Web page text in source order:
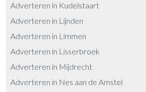
Adverteren in Kudelstaart
Adverteren in Lijnden
Adverteren in Limmen
Adverteren in Lisserbroek
Adverteren in Mijdrecht
Adverteren in Nes aan de Amstel